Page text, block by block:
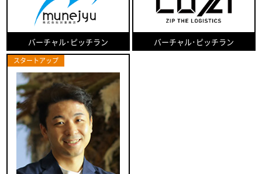
バーチャル･ピッチラン バーチャル･ピッチラン
スタートアップ